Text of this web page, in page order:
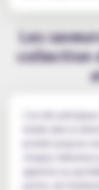
Les
collection
L'un des
réside dans la
chaque
apprécie au